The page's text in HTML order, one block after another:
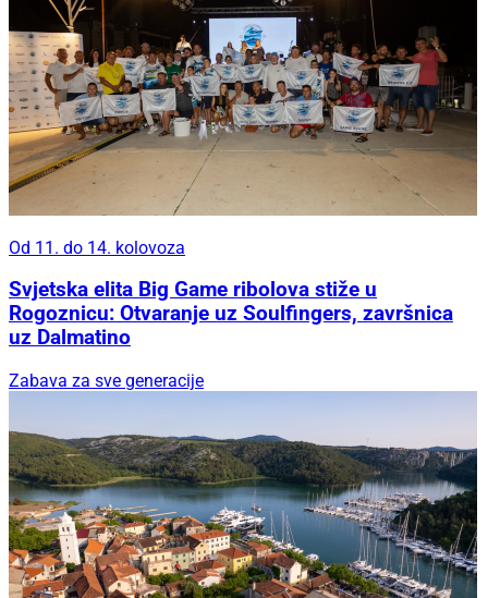
Od 11. do 14. kolovoza
Svjetska elita Big Game ribolova stiže u
Rogoznicu: Otvaranje uz Soulfingers, završnica
uz Dalmatino
Zabava za sve generacije